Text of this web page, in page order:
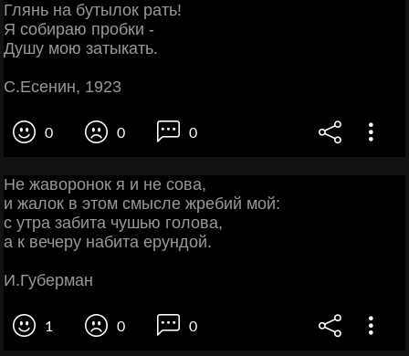
Глянь на бутылок рать!
Я собираю пробки -
Душу мою затыкать.
С.Есенин, 1923
0 0 0
Не жаворонок я и не сова,
и жалок в этом смысле жребий мой:
с утра забита чушью голова,
а к вечеру набита ерундой.
И.Губерман
1 0 0